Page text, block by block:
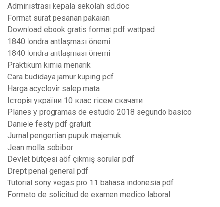
Administrasi kepala sekolah sd.doc
Format surat pesanan pakaian
Download ebook gratis format pdf wattpad
1840 londra antlaşması önemi
1840 londra antlaşması önemi
Praktikum kimia menarik
Cara budidaya jamur kuping pdf
Harga acyclovir salep mata
Історія україни 10 клас гісем скачати
Planes y programas de estudio 2018 segundo basico
Daniele festy pdf gratuit
Jurnal pengertian pupuk majemuk
Jean molla sobibor
Devlet bütçesi aöf çıkmış sorular pdf
Drept penal general pdf
Tutorial sony vegas pro 11 bahasa indonesia pdf
Formato de solicitud de examen medico laboral